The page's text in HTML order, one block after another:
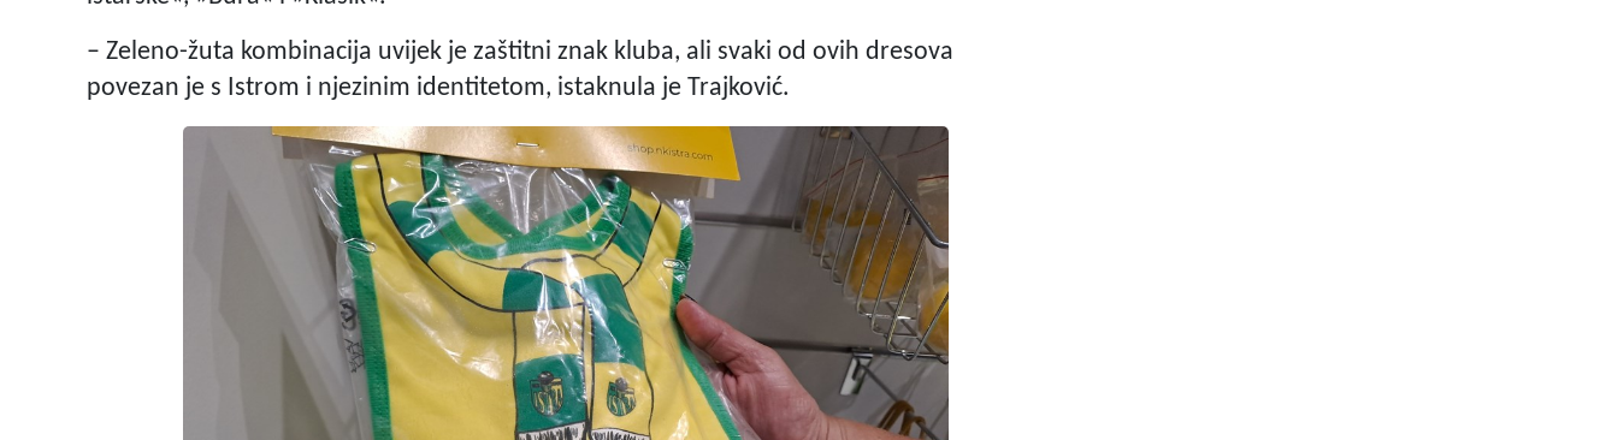
– Zeleno-žuta kombinacija uvijek je zaštitni znak kluba, ali svaki od ovih dresova
povezan je s Istrom i njezinim identitetom, istaknula je Trajković.